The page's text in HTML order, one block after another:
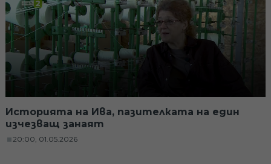
Историята на Ива, пазителката на един
изчезващ занаят
20:00, 01.05.2026